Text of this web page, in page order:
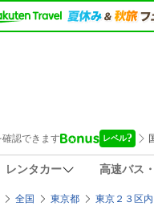
レンタカー 高速バス
全国 東京都 東京２３区内